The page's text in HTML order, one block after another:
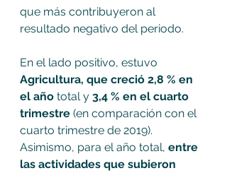
que más contribuyeron al
resultado negativo del periodo.
En el lado positivo, estuvo
Agricultura, que creció 2,8 % en
el año total y 3,4 % en el cuarto
trimestre (en comparación con el
cuarto trimestre de 2019).
Asimismo, para el año total, entre
las actividades que subieron